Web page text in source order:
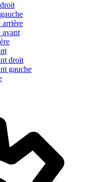
arrière
avant
droit
gauche